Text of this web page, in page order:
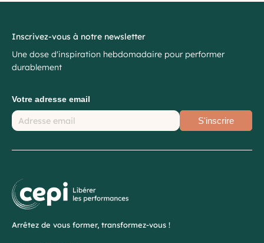
Inscrivez-vous à notre newsletter
Une dose d'inspiration hebdomadaire pour performer
durablement
Votre adresse email
S'inscrire
Arrêtez de vous former, transformez-vous !